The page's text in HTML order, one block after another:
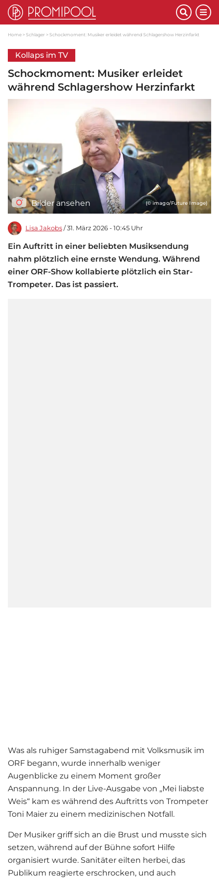
Home Schlager Schockmoment: Musiker erleidet während Schlagershow Herzinfarkt
Kollaps im TV
Schockmoment: Musiker erleidet
während Schlagershow Herzinfarkt
Bilder ansehen (© imago/Future Image)
Lisa Jakobs / 31. März 2026 - 10:45 Uhr
Ein Auftritt in einer beliebten Musiksendung
nahm plötzlich eine ernste Wendung. Während
einer ORF-Show kollabierte plötzlich ein Star-
Trompeter. Das ist passiert.
Was als ruhiger Samstagabend mit Volksmusik im
ORF begann, wurde innerhalb weniger
Augenblicke zu einem Moment großer
Anspannung. In der Live-Ausgabe von „Mei liabste
Weis“ kam es während des Auftritts von Trompeter
Toni Maier zu einem medizinischen Notfall.
Der Musiker griff sich an die Brust und musste sich
setzen, während auf der Bühne sofort Hilfe
organisiert wurde. Sanitäter eilten herbei, das
Publikum reagierte erschrocken, und auch